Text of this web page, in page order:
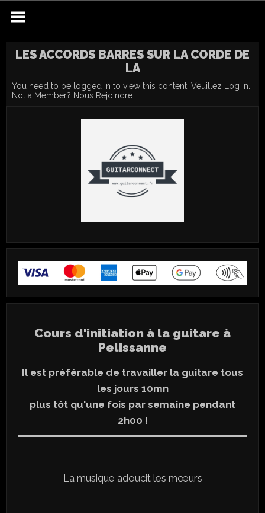
content
LES ACCORDS BARRES SUR LA CORDE DE
LA
You need to be logged in to view this content. Veuillez Log In
Not a Member? Nous Rejoindre
Cours d'initiation à la guitare à
Pelissanne
Il est préférable de travailler la guitare tous
les jours 10mn
plus tôt qu'une fois par semaine pendant
2h00 !
La musique adoucit les mœurs